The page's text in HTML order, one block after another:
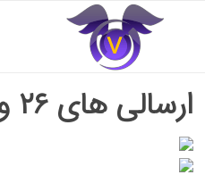
ارسالی های ۲۶ و ۲۸ مهر